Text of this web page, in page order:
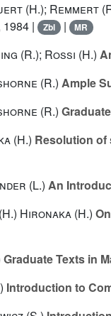
(H.); Remmert
|
Zbl | MR
(R.); Rossi (H.)
(R.) Ample
(R.)
(H.) Resolution of
(L.) An
Hironaka (H.)
Graduate Texts in
Introduction to